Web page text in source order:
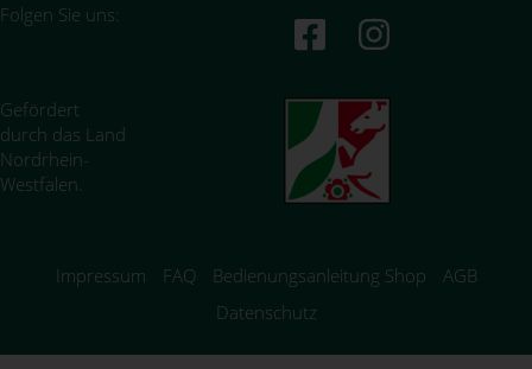
Folgen Sie uns:
Gefördert
durch das Land
Nordrhein-
Westfalen.
Impressum FAQ Bedienungsanleitung Shop
AGB
Datenschutz